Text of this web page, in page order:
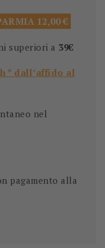
12,00 €
superiori a 39€
* dall’affido al
nel
pagamento alla